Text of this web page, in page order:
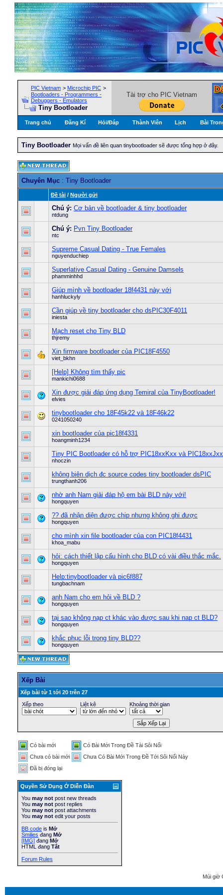
PIC Vietnam > Microchip PIC >
Bootloaders - Programmers -
Debuggers - Emulators
Tiny Bootloader
Tài trợ cho PIC Vietnam
Trang chủ Đăng Kí Hỏi/Ðáp Thành Viên Lịch Bài
Tiny Bootloader Mọi vấn đề liên quan tinybootloader sẽ được tổng hợp ở đây.
Chuyên Mục : Tiny Bootloader
Ðề tài / Người gửi
Chú ý: Cơ bản về bootloader & tiny bootloader
ntdung
Chú ý: Pvn Tiny Bootloader
ntc
Supreme Сasual Dating - True Females
nguyenduchiep
Superlative Сasual Dating - Genuine Damsels
phamminhhd
Giúp mình về bootloader 18f4431 này với
hanhluckyly
Cần giúp về tiny bootloader cho dsPIC30F4011
iniesta
Mạch reset cho Tiny BLD
thjremy
Xin firmware bootloader của PIC18F4550
viet_bkhn
[Help] Không tìm thấy pic
mankichi0688
Xin được giải đáp ứng dụng Temiral của TinyBootloader!
elvies
tinybootloader cho 18F45k22 và 18F46k22
0241050240
xin bootloader của pic18f4331
hoangminh1234
Tiny PIC Bootloader có hỗ trợ PIC18xxKxx và PIC18xxJxx
nhoczin
không biên dịch đc source codes tiny bootloader dsPIC
trungthanh206
nhờ anh Nam giải đáp hộ em bài BLD này với!
hongquyen
?? đã nhận diện được chip nhưng không ghi được
hongquyen
cho mình xin file bootloader của con PIC18f4431
khoa_mabu
hỏi: cách thiết lập cấu hình cho BLD có vài điều thắc mắc.
hongquyen
Help:tinybootloader và pic6f887
tungbachnam
anh Nam cho em hỏi về BLD ?
hongquyen
tại sao không nạp ct khác vào được sau khi nap ct BLD?
hongquyen
khắc phục lỗi trong tiny BLD??
hongquyen
Xếp Bài
Xếp bài từ 1 tới 20 trên 27
Xếp theo
Liệt kê Khoảng thời gian
Có bài mới
Có Bài Mới Trong Ðề Tài Sôi Nổi
Chưa có bài mới
Chưa Có Bài Mới Trong Ðề Tới Sôi Nổi Này
Ðã bị đóng lại
Quyền Sử Dụng Ở Diễn Ðàn
You may not post new threads
You may not post replies
You may not post attachments
You may not edit your posts
BB code is Mở
Smilies đang Mở
[IMG] đang Mở
HTML đang Tắt
Forum Rules
Múi giờ